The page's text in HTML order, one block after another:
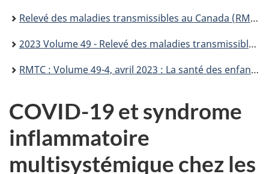
Relevé des maladies transmissibles au Canada (RMTC)
2023 Volume 49 - Relevé des maladies transmissibles au Canada (RMTC)
RMTC : Volume 49-4, avril 2023 : La santé des enfants et la COVID-19
COVID-19 et syndrome
inflammatoire
multisystémique chez les